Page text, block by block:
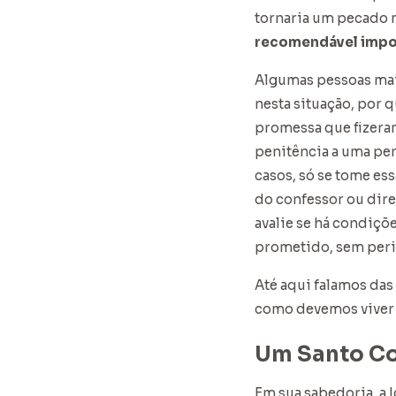
tornaria um pecado
recomendável
Algumas pessoas
nesta situação, por
promessa que
penitência a uma
casos, só se tome
do confessor ou
avalie se há
prometido, sem
Até aqui falamos
como devemos
Um Santo